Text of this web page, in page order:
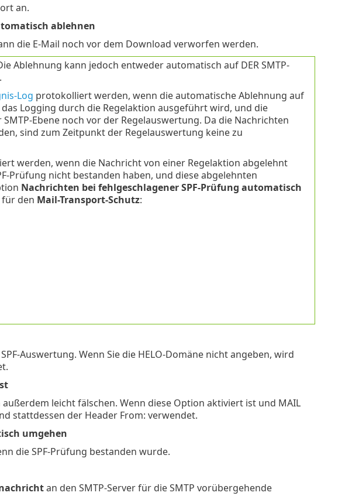
an.
ablehnen
die E-Mail noch vor dem Download verworfen werden.
Ablehnung kann jedoch entweder automatisch auf DER SMTP-
Log protokolliert werden, wenn die automatische Ablehnung auf
Logging durch die Regelaktion ausgeführt wird, und die
Ebene noch vor der Regelauswertung. Da die Nachrichten
sind zum Zeitpunkt der Regelauswertung keine zu
werden, wenn die Nachricht von einer Regelaktion abgelehnt
Prüfung nicht bestanden haben, und diese abgelehnten
Nachrichten bei fehlgeschlagener SPF-Prüfung automatisch
für den Mail-Transport-Schutz:
Auswertung. Wenn Sie die HELO-Domäne nicht angeben, wird
leicht fälschen. Wenn diese Option aktiviert ist und MAIL
stattdessen der Header From: verwendet.
umgehen
die SPF-Prüfung bestanden wurde.
an den SMTP-Server für die SMTP vorübergehende